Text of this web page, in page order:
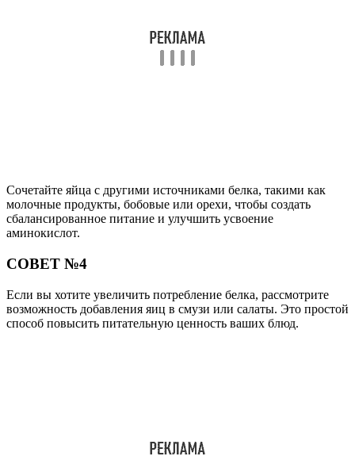
Сочетайте яйца с другими источниками белка, такими как
молочные продукты, бобовые или орехи, чтобы создать
сбалансированное питание и улучшить усвоение
аминокислот.
СОВЕТ №4
Если вы хотите увеличить потребление белка, рассмотрите
возможность добавления яиц в смузи или салаты. Это простой
способ повысить питательную ценность ваших блюд.